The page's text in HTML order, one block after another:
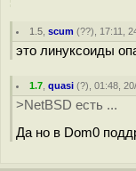
1.5 ,scum (??), 17:11,
это линуксоиды
1.7 ,quasi (?), 01:48,
>NetBSD есть ...
Да но в Dom0